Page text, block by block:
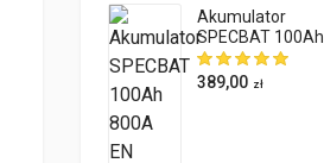
Akumulator
SPECBAT 100Ah
800A EN PRAWY
PLUS
389,00 zł